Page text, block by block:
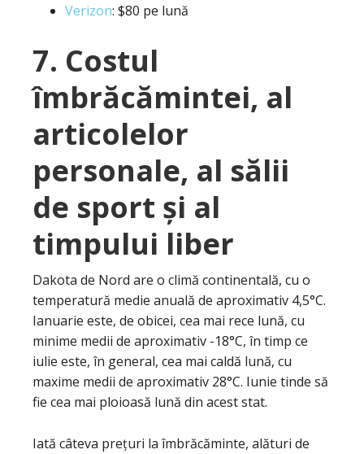
Verizon: $80 pe lună
7. Costul
îmbrăcămintei, al
articolelor
personale, al sălii
de sport și al
timpului liber
Dakota de Nord are o climă continentală, cu o
temperatură medie anuală de aproximativ 4,5°C.
Ianuarie este, de obicei, cea mai rece lună, cu
minime medii de aproximativ -18°C, în timp ce
iulie este, în general, cea mai caldă lună, cu
maxime medii de aproximativ 28°C. Iunie tinde să
fie cea mai ploioasă lună din acest stat.
Iată câteva prețuri la îmbrăcăminte, alături de